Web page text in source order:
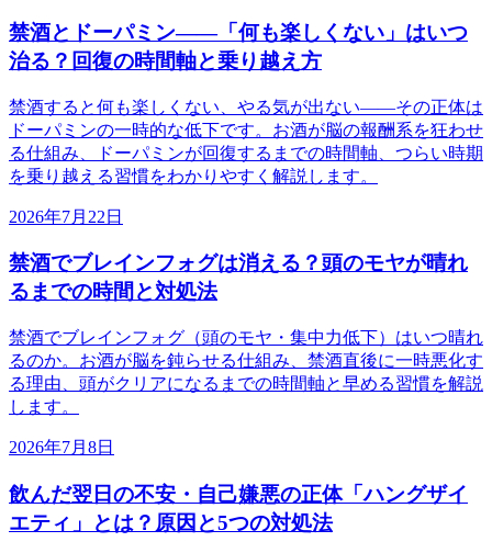
禁酒とドーパミン——「何も楽しくない」はいつ
治る？回復の時間軸と乗り越え方
禁酒すると何も楽しくない、やる気が出ない——その正体は
ドーパミンの一時的な低下です。お酒が脳の報酬系を狂わせ
る仕組み、ドーパミンが回復するまでの時間軸、つらい時期
を乗り越える習慣をわかりやすく解説します。
2026年7月22日
禁酒でブレインフォグは消える？頭のモヤが晴れ
るまでの時間と対処法
禁酒でブレインフォグ（頭のモヤ・集中力低下）はいつ晴れ
るのか。お酒が脳を鈍らせる仕組み、禁酒直後に一時悪化す
る理由、頭がクリアになるまでの時間軸と早める習慣を解説
します。
2026年7月8日
飲んだ翌日の不安・自己嫌悪の正体「ハングザイ
エティ」とは？原因と5つの対処法